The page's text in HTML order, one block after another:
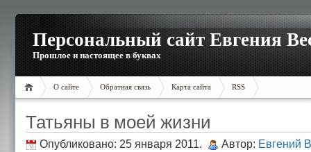
Персональный сайт Евгения
Прошлое и настоящее в буквах
О сайте Обратная связь Карта сайта RSS
Татьяны в моей жизни
Опубликовано: 25 января 2011. Автор: Евгений